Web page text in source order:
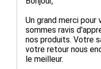
Un grand merci pour
sommes ravis
nos produits. Votre
votre retour nous
le meilleur.